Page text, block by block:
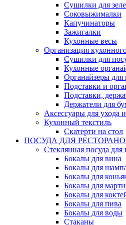
Сушилки для
Cоковыжималки
Капучинаторы
Зажигалки
Кухонные весы
Организация
Сушилки для
Кухонные
Органайзеры для
Подставки и
Подставки,
Держатели для
Аксессуары для ухода
Кухонный текстиль
Скатерти на стол
ПОСУДА ДЛЯ
Стеклянная посуда для
Бокалы для вина
Бокалы для
Бокалы для
Бокалы для
Бокалы для
Бокалы для пива
Бокалы для воды
Стаканы